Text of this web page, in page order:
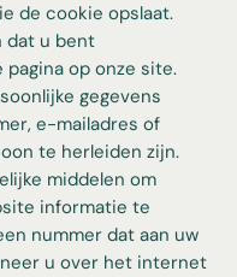
de cookie opslaat.
dat u bent
op onze site.
gegevens
e-mailadres of
te herleiden zijn.
middelen om
informatie te
nummer dat aan uw
u over het internet